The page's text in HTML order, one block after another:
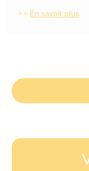
>> En savoir plus